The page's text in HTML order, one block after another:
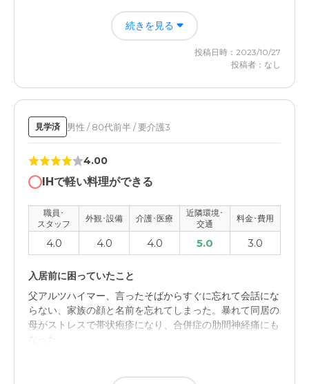
日常的な介護から、解放されたため、精神的にも、肉体的
にも、負担がなくなり、楽になった。時間の余裕が出来た
ため、自身のストレス軽減に繋がった。
と。
職員・スタッフ・他入居者の雰囲気について
職員、スタッフは若干足りない感はあったが、皆さん親切
な対応で好感が持てた。他入居者の雰囲気も悪くはなかっ
た。
外観・内装・居室・設備について
外観や内装は清潔感があった。居室は、生活するうえで十
分な空間があら、居心地は悪くなかった。
介護医療サービスについて
複数の病院と提携していたこと。医師のよる訪問診療もあ
っちめ、医療面で心配になることは、少なかった。
近隣環境や交通アクセスについて
続きを見る
投稿日時：2023/10/27
投稿者：なし
見学済 男性 / 80代前半 / 要介護3
4.00
IHで軽い料理ができる
職員･
スタッフ
外観･設備 介護･医療
近隣環境･
交通
料金･費用
4.0 4.0 4.0 5.0 3.0
入居前に困っていたこと
父アルツハイマー、言ったそばからすぐに忘れて会話にな
らない、家族の顔と名前を忘れてしまった。暴れて同居の
母がストレスで帯状疱疹になり、合併症の肋間神経痛にも
なった。